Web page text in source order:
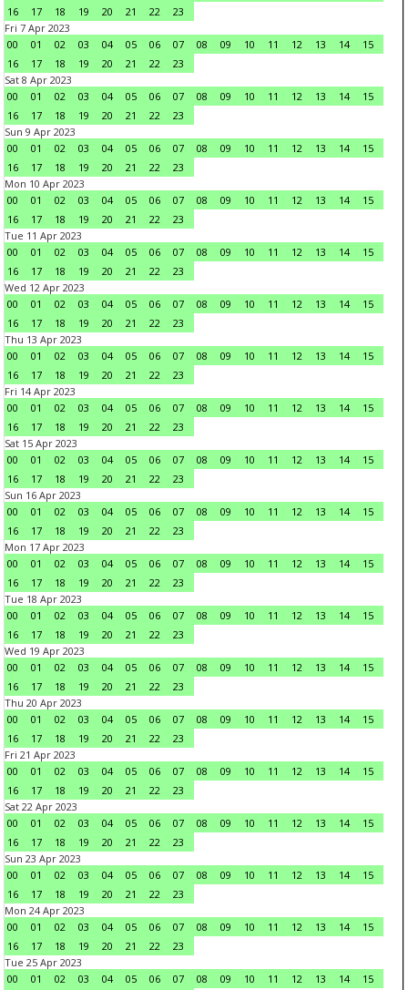
16
17 18 19 20 21 22
23
Fri 7 Apr 2023
00
01 02 03 04 05 06 07 08 09 10 11 12 13 14
15
16
17 18 19 20 21 22
23
Sat 8 Apr 2023
00
01 02 03 04 05 06 07 08 09 10 11 12 13 14
15
16
17 18 19 20 21 22
23
Sun 9 Apr 2023
00
01 02 03 04 05 06 07 08 09 10 11 12 13 14
15
16
17 18 19 20 21 22
23
Mon 10 Apr 2023
00
01 02 03 04 05 06 07 08 09 10 11 12 13 14
15
16
17 18 19 20 21 22
23
Tue 11 Apr 2023
00
01 02 03 04 05 06 07 08 09 10 11 12 13 14
15
16
17 18 19 20 21 22
23
Wed 12 Apr 2023
00
01 02 03 04 05 06 07 08 09 10 11 12 13 14
15
16
17 18 19 20 21 22
23
Thu 13 Apr 2023
00
01 02 03 04 05 06 07 08 09 10 11 12 13 14
15
16
17 18 19 20 21 22
23
Fri 14 Apr 2023
00
01 02 03 04 05 06 07 08 09 10 11 12 13 14
15
16
17 18 19 20 21 22
23
Sat 15 Apr 2023
00
01 02 03 04 05 06 07 08 09 10 11 12 13 14
15
16
17 18 19 20 21 22
23
Sun 16 Apr 2023
00
01 02 03 04 05 06 07 08 09 10 11 12 13 14
15
16
17 18 19 20 21 22
23
Mon 17 Apr 2023
00
01 02 03 04 05 06 07 08 09 10 11 12 13 14
15
16
17 18 19 20 21 22
23
Tue 18 Apr 2023
00
01 02 03 04 05 06 07 08 09 10 11 12 13 14
15
16
17 18 19 20 21 22
23
Wed 19 Apr 2023
00
01 02 03 04 05 06 07 08 09 10 11 12 13 14
15
16
17 18 19 20 21 22
23
Thu 20 Apr 2023
00
01 02 03 04 05 06 07 08 09 10 11 12 13 14
15
16
17 18 19 20 21 22
23
Fri 21 Apr 2023
00
01 02 03 04 05 06 07 08 09 10 11 12 13 14
15
16
17 18 19 20 21 22
23
Sat 22 Apr 2023
00
01 02 03 04 05 06 07 08 09 10 11 12 13 14
15
16
17 18 19 20 21 22
23
Sun 23 Apr 2023
00
01 02 03 04 05 06 07 08 09 10 11 12 13 14
15
16
17 18 19 20 21 22
23
Mon 24 Apr 2023
00
01 02 03 04 05 06 07 08 09 10 11 12 13 14
15
16
17 18 19 20 21 22
23
Tue 25 Apr 2023
00
01 02 03 04 05 06 07 08 09 10 11 12 13 14
15